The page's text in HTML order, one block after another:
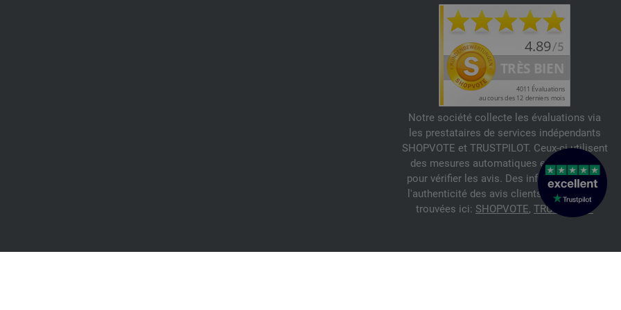
Notre société collecte les évaluations via
les prestataires de services indépendants
SHOPVOTE et TRUSTPILOT. Ceux-ci utilisent
des mesures automatiques et manuelles
pour vérifier les avis. Des informations sur
l'authenticité des avis clients peuvent être
trouvées ici: SHOPVOTE, TRUSTPILOT